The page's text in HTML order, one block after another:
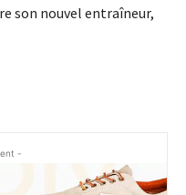
son nouvel entraîneur,
-